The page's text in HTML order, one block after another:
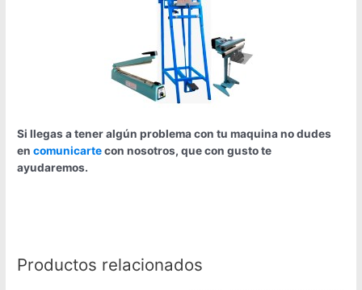
Si llegas a tener algún problema con tu maquina no dudes
encomunicartecon nosotros, que con gusto te
ayudaremos.
Productos relacionados